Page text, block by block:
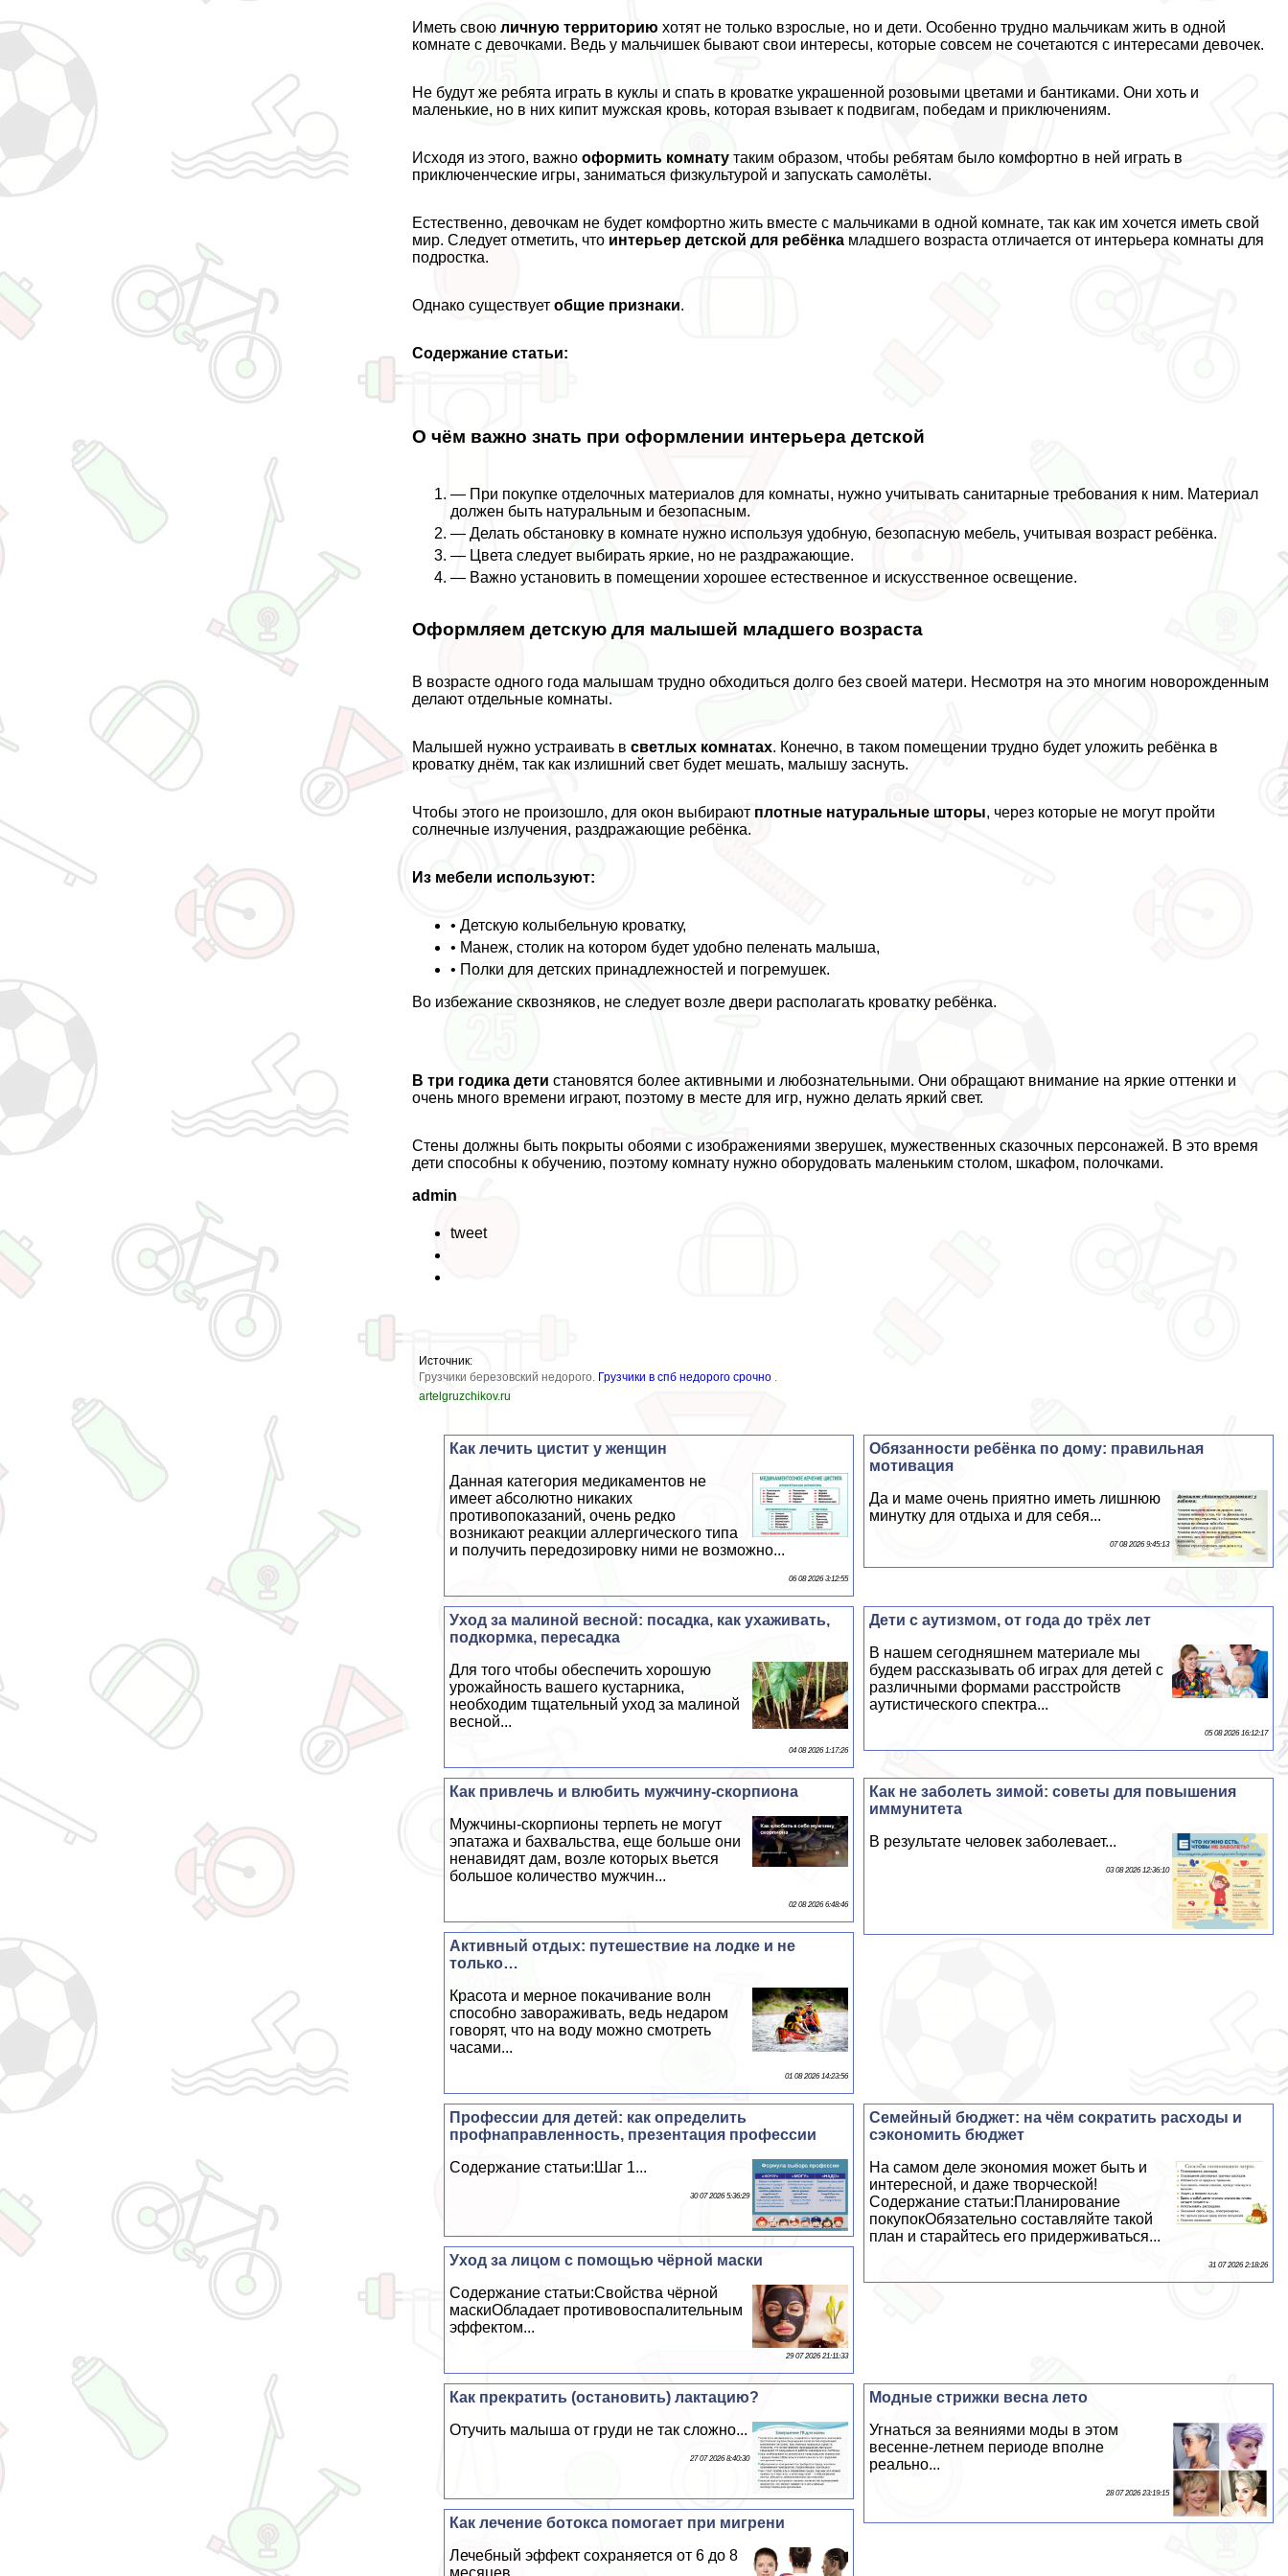
Источник:
Грузчики березовский недорого. Грузчики в спб недорого срочно .
artelgruzchikov.ru
Иметь своюличную территорию хотят не только взрослые, но и дети. Особенно трудно мальчикам жить в одной
комнате с дeвoчками. Ведь у мальчишек бывают свои интересы, которые совсем не сочетаются с интересами девочек.
Не будут же ребята играть в куклы и спать в кроватке украшенной розовыми цветами и бантиками. Они хоть и
маленькие, но в них кипит мужская кровь, которая взывает к подвигам, победам и приключениям.
Исходя из этого, важнооформить комнату таким образом, чтобы ребятам было комфортно в ней играть в
приключенческие игры, заниматься физкультурой и запускать самолёты.
Естественно, дeвoчкам не будет комфортно жить вместе с мальчиками в одной комнате, так как им хочется иметь свой
мир. Следует отметить, что интерьер детской для ребёнка младшего возраста отличается от интерьера комнаты для
подростка.
Однако существуетобщие признаки.
Содержание статьи:
О чём важно знать при оформлении интерьера детской
— При покупке отделочных материалов для комнаты, нужно учитывать санитарные требования к ним. Материал
должен быть натуральным и безопасным.
— Делать обстановку в комнате нужно используя удобную, безопасную мебель, учитывая возраст ребёнка.
— Цвета следует выбирать яркие, но не раздражающие.
— Важно установить в помещении хорошее естественное и искусственное освещение.
Оформляем детскую для малышей младшего возраста
В возрасте одного года малышам трудно обходиться долго без своей матери. Несмотря на это многим новорожденным
делают отдельные комнаты.
Малышей нужно устраивать всветлых комнатах. Конечно, в таком помещении трудно будет уложить ребёнка в
кроватку днём, так как излишний свет будет мешать, малышу заснуть.
Чтобы этого не произошло, для окон выбирают плотные натуральные шторы, через которые не могут пройти
солнечные излучения, раздражающие ребёнка.
Из мебели используют:
• Детскую колыбельную кроватку,
• Манеж, столик на котором будет удобно пеленать малыша,
• Полки для детских принадлежностей и погремушек.
Во избежание сквозняков, не следует возле двери располагать кроватку ребёнка.
В три годика дети становятся более активными и любознательными. Они обращают внимание на яркие оттенки и
очень много времени играют, поэтому в месте для игр, нужно делать яркий свет.
Стены должны быть покрыты обоями с изображениями зверушек, мужественных сказочных персонажей. В это время
дети способны к обучению, поэтому комнату нужно оборудовать маленьким столом, шкафом, полочками.
admin
tweet
Обязанности ребёнка по дому: правильная
мотивация
Да и маме очень приятно иметь лишнюю
минутку для отдыха и для себя...
07 08 2026 9:45:13
Как лечить цистит у женщин
Данная категория медикаментов не
имеет абсолютно никаких
противопоказаний, очень редко
возникают реакции аллергического типа
и получить передозировку ними не возможно...
06 08 2026 3:12:55
Дети с аутизмом, от года до трёх лет
В нашем сегодняшнем материале мы
будем рассказывать об играх для детей с
различными формами расстройств
аутистического спектра...
05 08 2026 16:12:17
Уход за малиной весной: посадка, как ухаживать,
подкормка, пересадка
Для того чтобы обеспечить хорошую
урожайность вашего кустарника,
необходим тщательный уход за малиной
весной...
04 08 2026 1:17:26
Как не заболеть зимой: советы для повышения
иммунитета
В результате человек заболевает...
03 08 2026 12:36:10
Как привлечь и влюбить мужчину-скорпиона
Мужчины-скорпионы терпеть не могут
эпатажа и бахвальства, еще больше они
ненавидят дам, возле которых вьется
большое количество мужчин...
02 08 2026 6:48:46
Активный отдых: путешествие на лодке и не
только…
Красота и мерное покачивание волн
способно завораживать, ведь недаром
говорят, что на воду можно смотреть
часами...
01 08 2026 14:23:56
Семейный бюджет: на чём сократить расходы и
сэкономить бюджет
На самом деле экономия может быть и
интересной, и даже творческой!
Содержание статьи:Планирование
покупокОбязательно составляйте такой
план и старайтесь его придерживаться...
31 07 2026 2:18:26
Профессии для детей: как определить
профнаправленность, презентация профессии
Содержание статьи:Шаг 1...
30 07 2026 5:36:29
Уход за лицом с помощью чёрной маски
Содержание статьи:Свойства чёрной
маскиОбладает противовоспалительным
эффектом...
29 07 2026 21:11:33
Модные стрижки весна лето
Угнаться за веяниями моды в этом
весенне-летнем периоде вполне
реально...
28 07 2026 23:19:15
Как прекратить (остановить) лактацию?
Отучить малыша от гpyди не так сложно...
27 07 2026 8:40:30
Как лечение ботокса помогает при мигрени
Лечебный эффект сохраняется от 6 до 8
месяцев...